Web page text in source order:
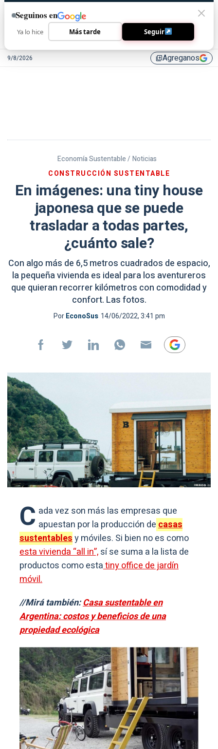
9/8/2026 library_addAgreganos
Economía Sustentable / Noticias
CONSTRUCCIÓN SUSTENTABLE
En imágenes: una tiny house
japonesa que se puede
trasladar a todas partes,
¿cuánto sale?
Con algo más de 6,5 metros cuadrados de espacio,
la pequeña vivienda es ideal para los aventureros
que quieran recorrer kilómetros con comodidad y
confort. Las fotos.
PorEconoSus 14/06/2022, 3:41 pm
C ada vez son más las empresas que
apuestan por la producción decasas
sustentablesy móviles. Si bien no es como
esta vivienda “all in”,sí se suma a la lista de
productos como estatiny office de jardín
móvil.
//Mirá también:Casa sustentable en
Argentina: costos y beneficios de una
propiedad ecológica
Seguinos en
Ya lo hice Más tarde Seguir